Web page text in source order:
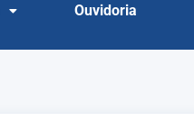
Ouvidoria